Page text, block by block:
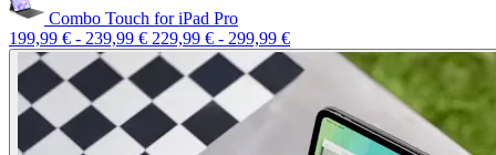
Combo Touch for iPad Pro
199,99 € - 239,99 € 229,99 € - 299,99 €